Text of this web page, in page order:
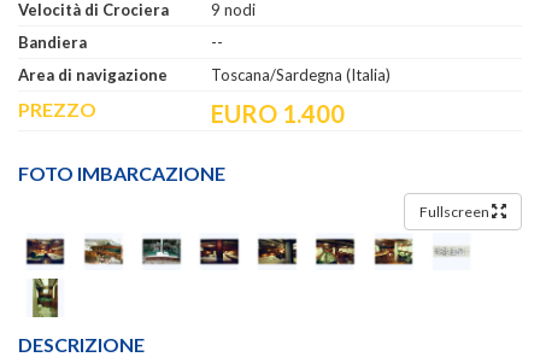
Velocità di Crociera
9 nodi
Bandiera
--
Area di navigazione
Toscana/Sardegna (Italia)
PREZZO EURO 1.400
FOTO IMBARCAZIONE
Fullscreen
DESCRIZIONE